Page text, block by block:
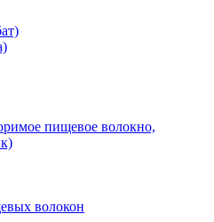
пищевое волокно,
волокон